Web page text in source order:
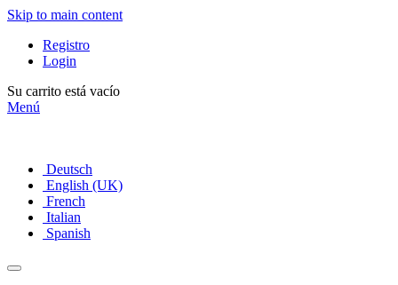
Skip to main content
Registro
Login
Su carrito está vacío
Menú
Deutsch
English (UK)
French
Italian
Spanish